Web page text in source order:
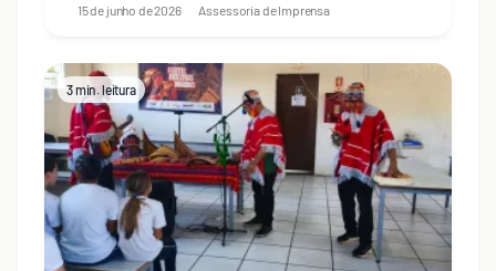
15 de junho de 2026 Assessoria de Imprensa
3 min. leitura